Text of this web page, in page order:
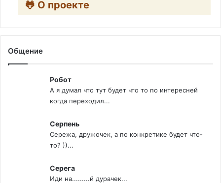
🐸 О проекте
Общение
Робот
А я думал что тут будет что то по интересней
когда переходил...
Серпень
Сережа, дружочек, а по конкретике будет что-
то? ))...
Серега
Иди на.........й дурачек...